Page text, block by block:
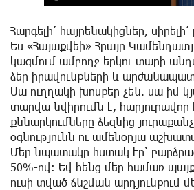
Հարգելի՛ հայրենակիցներ,
Ես «Հայաքվեի» Հրայր
կազմում ամբողջ երկու տարի
ձեր իրավունքների և
Սա ուղղակի խոսքեր չեն. սա իմ
տարվա նվիրումն է, հարյուրավոր
քննարկումները ձեզնից
օգնությունն ու ամենօրյա
Մեր նպատակը հստակ էր՝
50%-ով։ Եվ հենց մեր համառ
ուսի տված ճնշման արդյունքում